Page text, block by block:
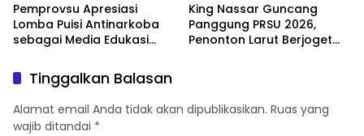
Pemprovsu Apresiasi
Lomba Puisi Antinarkoba
sebagai Media Edukasi
King Nassar Guncang
Panggung PRSU 2026,
Penonton Larut Berjoget
Tinggalkan Balasan
Alamat email Anda tidak akan dipublikasikan. Ruas yang
wajib ditandai *